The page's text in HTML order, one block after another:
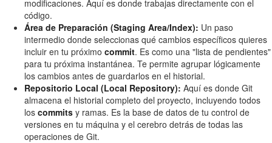
modificaciones. Aquí es donde trabajas directamente con el
código.
Área de Preparación (Staging Area/Index): Un paso
intermedio donde seleccionas qué cambios específicos quieres
incluir en tu próximo commit. Es como una "lista de pendientes"
para tu próxima instantánea. Te permite agrupar lógicamente
los cambios antes de guardarlos en el historial.
Repositorio Local (Local Repository): Aquí es donde Git
almacena el historial completo del proyecto, incluyendo todos
los commits y ramas. Es la base de datos de tu control de
versiones en tu máquina y el cerebro detrás de todas las
operaciones de Git.